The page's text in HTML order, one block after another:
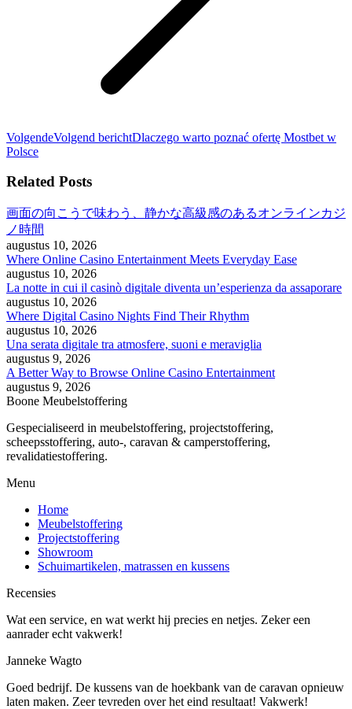
VolgendeVolgend berichtDlaczego warto poznać ofertę Mostbet w
Polsce
Related Posts
画面の向こうで味わう、静かな高級感のあるオンラインカジ
ノ時間
augustus 10, 2026
Where Online Casino Entertainment Meets Everyday Ease
augustus 10, 2026
La notte in cui il casinò digitale diventa un’esperienza da assaporare
augustus 10, 2026
Where Digital Casino Nights Find Their Rhythm
augustus 10, 2026
Una serata digitale tra atmosfere, suoni e meraviglia
augustus 9, 2026
A Better Way to Browse Online Casino Entertainment
augustus 9, 2026
Boone Meubelstoffering
Gespecialiseerd in meubelstoffering, projectstoffering,
scheepsstoffering, auto-, caravan & camperstoffering,
revalidatiestoffering.
Menu
Home
Meubelstoffering
Projectstoffering
Showroom
Schuimartikelen, matrassen en kussens
Recensies
Wat een service, en wat werkt hij precies en netjes. Zeker een
aanrader echt vakwerk!
Janneke Wagto
Goed bedrijf. De kussens van de hoekbank van de caravan opnieuw
laten maken. Zeer tevreden over het eind resultaat! Vakwerk!